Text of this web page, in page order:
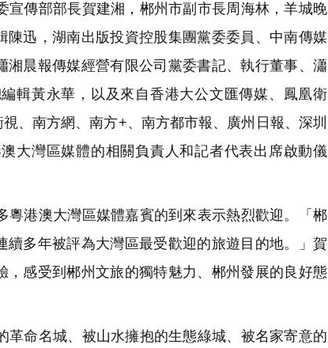
傳部部長賀建湘，郴州市副市長周海林，羊城晚
迅，湖南出版投資控股集團黨委委員、中南傳媒
晨報傳媒經營有限公司黨委書記、執行董事、瀟
輯黃永華，以及來自香港大公文匯傳媒、鳳凰衛
、南方網、南方+、南方都市報、廣州日報、深圳
大灣區媒體的相關負責人和記者代表出席啟動儀
港澳大灣區媒體嘉賓的到來表示熱烈歡迎。「郴
多年被評為大灣區最受歡迎的旅遊目的地。」賀
感受到郴州文旅的獨特魅力、郴州發展的良好態
命名城、被山水擁抱的生態綠城、被名家寄意的